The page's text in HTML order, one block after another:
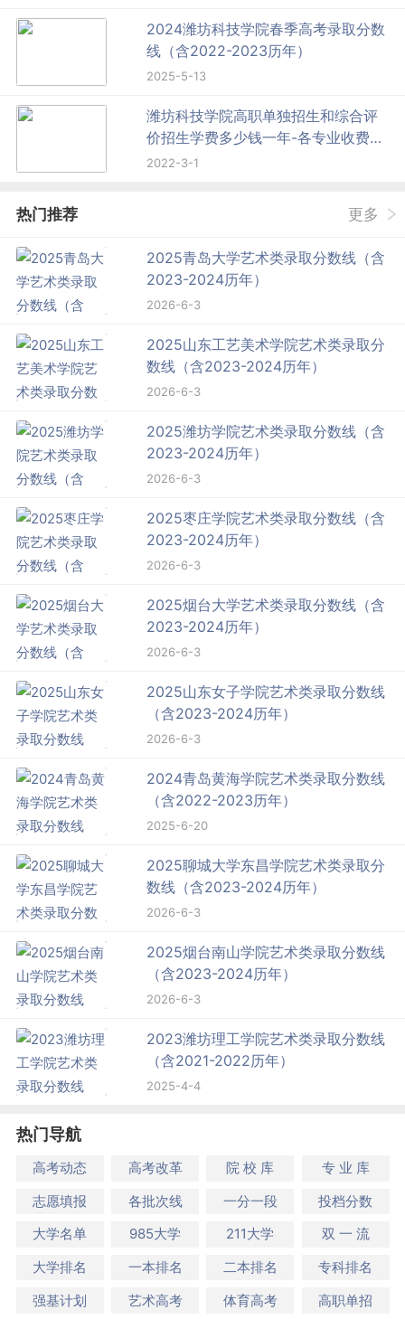
2024潍坊科技学院春季高考录取分数
线（含2022-2023历年）
2025-5-13
潍坊科技学院高职单独招生和综合评
价招生学费多少钱一年-各专业收费标
准
2022-3-1
热门推荐 更多
2025青岛大学艺术类录取分数线（含
2023-2024历年）
2026-6-3
2025山东工艺美术学院艺术类录取分
数线（含2023-2024历年）
2026-6-3
2025潍坊学院艺术类录取分数线（含
2023-2024历年）
2026-6-3
2025枣庄学院艺术类录取分数线（含
2023-2024历年）
2026-6-3
2025烟台大学艺术类录取分数线（含
2023-2024历年）
2026-6-3
2025山东女子学院艺术类录取分数线
（含2023-2024历年）
2026-6-3
2024青岛黄海学院艺术类录取分数线
（含2022-2023历年）
2025-6-20
2025聊城大学东昌学院艺术类录取分
数线（含2023-2024历年）
2026-6-3
2025烟台南山学院艺术类录取分数线
（含2023-2024历年）
2026-6-3
2023潍坊理工学院艺术类录取分数线
（含2021-2022历年）
2025-4-4
热门导航
高考动态 高考改革 院 校 库
专 业 库
志愿填报
各批次线 一分一段
投档分数
大学名单
985大学 211大学
双 一 流
大学排名
一本排名 二本排名
专科排名
强基计划
艺术高考 体育高考 高职单招